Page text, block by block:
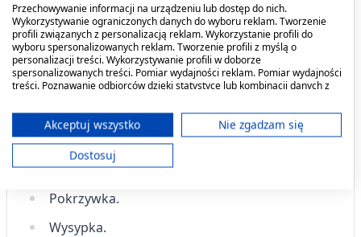
Niestrawność.
Złe samopoczucie.
Egzema (wyprysk na skórze).
Niezbyt częste (występują u nie więcej niż 1 na 100
Pokrzywka.
Wysypka.
Przechowywanie informacji na urządzeniu lub dostęp do nich.
Wykorzystywanie ograniczonych danych do wyboru reklam. Tworzenie
profili związanych z personalizacją reklam. Wykorzystanie profili do
wyboru spersonalizowanych reklam. Tworzenie profili z myślą o
personalizacji treści. Wykorzystywanie profili w doborze
spersonalizowanych treści. Pomiar wydajności reklam. Pomiar wydajności
treści. Poznawanie odbiorców dzięki statystyce lub kombinacji danych z
ograniczonych danych do wyboru treści.
Dane mogą być udostępniane poza Unię Europejską i wysyłane do USA.
Twoja zgoda i polityka cookie dotyczą wyłącznie tej witryny/aplikacji.
Wyświetl listę partnerów (11 dostawców IAB)
Cele przetwarzania IAB:
Przechowywanie informacji na urządzeniu
Akceptuj wszystko
Nie zgadzam się
Dostosuj